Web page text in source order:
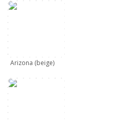
Arizona (beige)